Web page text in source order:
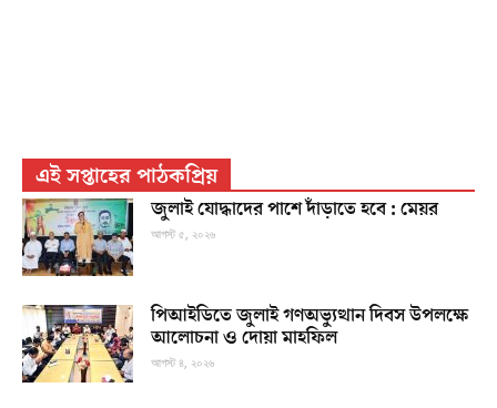
এই সপ্তাহের পাঠকপ্রিয়
জুলাই যোদ্ধাদের পাশে দাঁড়াতে হবে : মেয়র
আগস্ট ৫, ২০২৬
পিআইডিতে জুলাই গণঅভ্যুত্থান দিবস উপলক্ষে
আলোচনা ও দোয়া মাহফিল
আগস্ট ৪, ২০২৬